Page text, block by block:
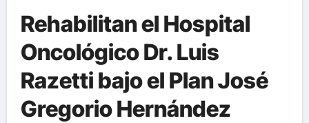
Rehabilitan el Hospital
Oncológico Dr. Luis
Razetti bajo el Plan José
Gregorio Hernández